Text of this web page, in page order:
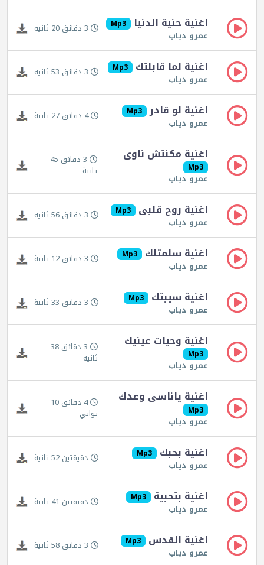
اغنية حنية الدنيا Mp3
عمرو دياب 3 دقائق 20 ثانية
اغنية لما قابلتك Mp3
عمرو دياب 3 دقائق 53 ثانية
اغنية لو قادر Mp3
عمرو دياب 4 دقائق 27 ثانية
اغنية مكنتش ناوى
Mp3
عمرو دياب
3 دقائق 45
ثانية
اغنية روح قلبى Mp3
عمرو دياب 3 دقائق 56 ثانية
اغنية سلمتلك Mp3
عمرو دياب 3 دقائق 12 ثانية
اغنية سيبتك Mp3
عمرو دياب 3 دقائق 33 ثانية
اغنية وحيات عينيك
Mp3
عمرو دياب
3 دقائق 38
ثانية
اغنية ياناسى وعدك
Mp3
عمرو دياب
4 دقائق 10
ثواني
اغنية بحبك Mp3
عمرو دياب دقيقتين 52 ثانية
اغنية بتحبية Mp3
عمرو دياب دقيقتين 41 ثانية
اغنية القدس Mp3
عمرو دياب 3 دقائق 58 ثانية